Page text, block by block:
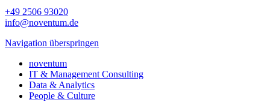
+49 2506 93020
info@noventum.de
Navigation überspringen
noventum
IT & Management Consulting
Data & Analytics
People & Culture